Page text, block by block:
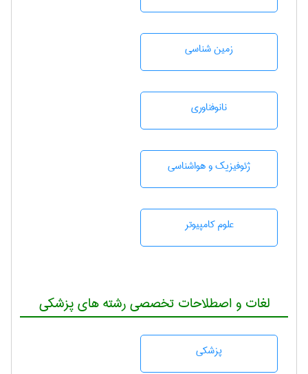
زمين شناسی
نانوفناوری
ژئوفيزيك و هواشناسی
علوم کامپیوتر
لغات و اصطلاحات تخصصی رشته های پزشکی
پزشكی